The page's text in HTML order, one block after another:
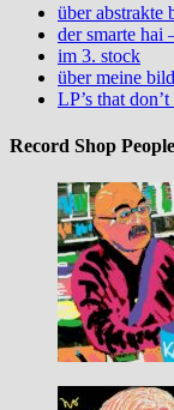
über abstrakte
der smarte hai
im 3. stock
über meine
LP’s that
Record Shop People